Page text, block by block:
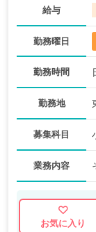
給与
勤務曜日
勤務時間
勤務地
募集科目
業務内容
お気に入り